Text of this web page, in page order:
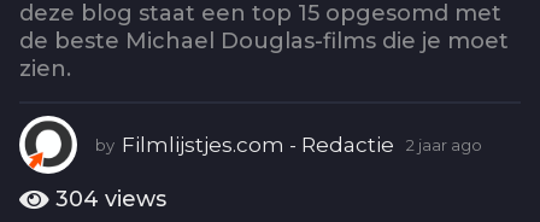
2
j
a
r
a
g
deze blog staat een top 15 opgesomd met
de beste Michael Douglas-films die je moet
zien.
by Filmlijstjes.com - Redactie 2 jaar ago
304 views